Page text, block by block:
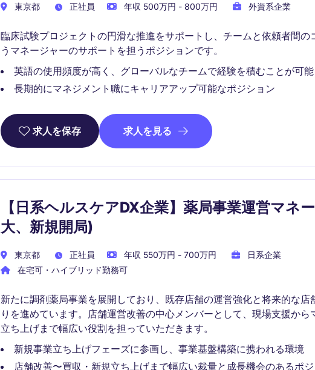
東京都 正社員 年収 500万円 - 800万円 外資系企業
臨床試験プロジェクトの円滑な推進をサポートし、チームと依頼者間の
うマネージャーのサポートを担うポジションです。
英語の使用頻度が高く、グローバルなチームで経験を積むことが可能
長期的にマネジメント職にキャリアアップ可能なポジション
求人を保存 求人を見る
【日系ヘルスケアDX企業】薬局事業運営マネ
大、新規開局)
東京都 正社員 年収 550万円 - 700万円
日系企業
在宅可・ハイブリッド勤務可
新たに調剤薬局事業を展開しており、既存店舗の運営強化と将来的な店
りを進めています。店舗運営改善の中心メンバーとして、現場支援か
立ち上げまで幅広い役割を担っていただきます。
新規事業立ち上げフェーズに参画し、事業基盤構築に携われる環境
店舗改善〜買収・新規立ち上げまで幅広い裁量と成長機会のあるポ